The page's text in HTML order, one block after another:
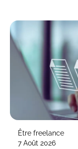
Être freelance
7 Août 2026